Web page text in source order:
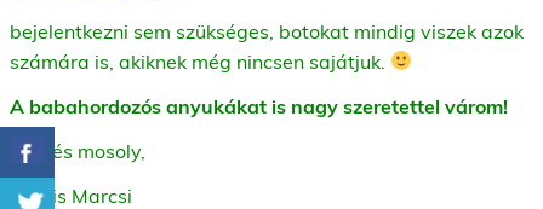
bejelentkezni sem szükséges, botokat mindig viszek azok
számára is, akiknek még nincsen sajátjuk.
A babahordozós anyukákat is nagy szeretettel várom!
Üdv és mosoly,
Kocsis Marcsi